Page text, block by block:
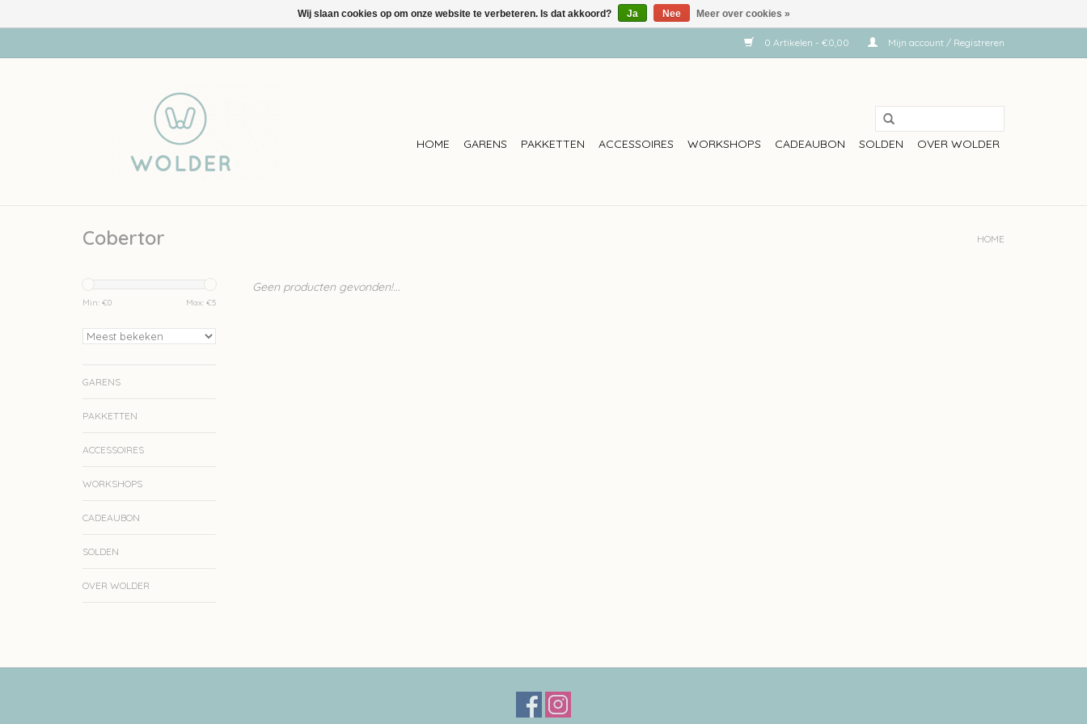
0 Artikelen - €0,00 Mijn account / Registreren
HOME GARENS PAKKETTEN ACCESSOIRES WORKSHOPS CADEAUBON SOLDEN OVER WOLDER
Cobertor HOME
Min: €0 Max: €5
GARENS
PAKKETTEN
ACCESSOIRES
WORKSHOPS
CADEAUBON
SOLDEN
OVER WOLDER
Geen producten gevonden!...
Wij slaan cookies op om onze website te verbeteren. Is dat akkoord? Ja Nee Meer over cookies »